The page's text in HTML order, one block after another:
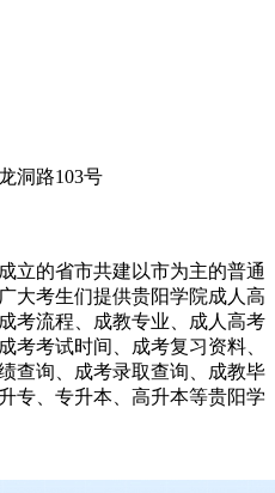
洞路103号
立的省市共建以市为主的普通
大考生们提供贵阳学院成人高
考流程、成教专业、成人高考
考考试时间、成考复习资料、
查询、成考录取查询、成教毕
专、专升本、高升本等贵阳学